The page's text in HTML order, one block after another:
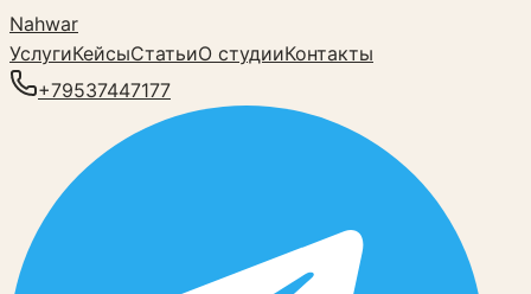
Nahwar
УслугиКейсыСтатьиО студииКонтакты
+79537447177